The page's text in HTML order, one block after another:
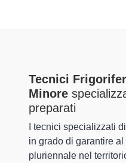
Tecnici
Minore
preparati
I tecnici specializzati
in grado di garantire
pluriennale nel